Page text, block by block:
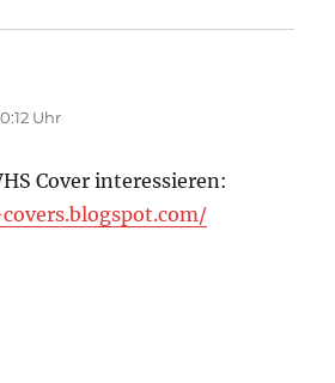
Uhr
Cover interessieren: